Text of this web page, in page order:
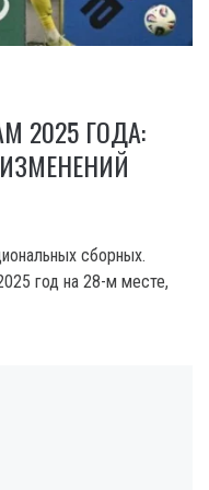
2025 ГОДА:
сборных.
год на 28-м месте,